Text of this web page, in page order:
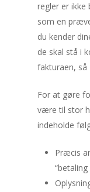
regler er ikke
som en
du kender
de skal stå i
fakturaen, så
For at gøre
være til stor
indeholde
Præcis